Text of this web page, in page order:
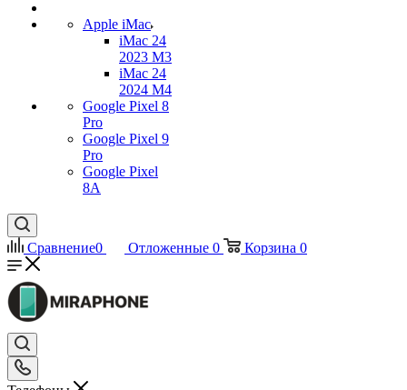
Apple iMac
iMac 24
2023 M3
iMac 24
2024 M4
Google Pixel 8
Pro
Google Pixel 9
Pro
Google Pixel
8A
Сравнение0 Отложенные 0 Корзина 0